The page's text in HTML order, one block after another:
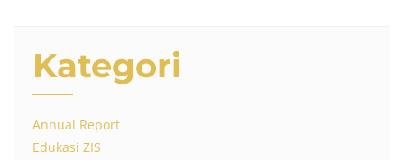
Kategori
Annual Report
Edukasi ZIS